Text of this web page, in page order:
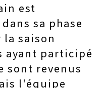
est
sa phase
saison
ayant participé
sont revenus
l'équipe